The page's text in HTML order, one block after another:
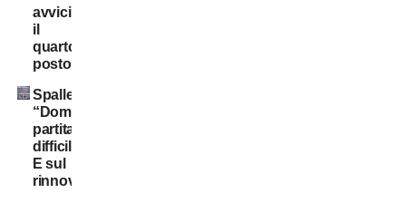
avvicinano
il
quarto
posto
Spalletti:
“Domani
partita
difficilissima.
E sul
rinnovo…”